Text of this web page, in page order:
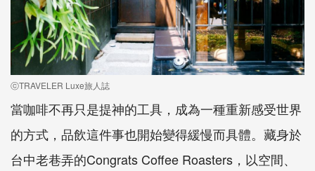
ⓒTRAVELER Luxe旅人誌
當咖啡不再只是提神的工具，成為一種重新感受世界
的方式，品飲這件事也開始變得緩慢而具體。藏身於
台中老巷弄的Congrats Coffee Roasters，以空間、